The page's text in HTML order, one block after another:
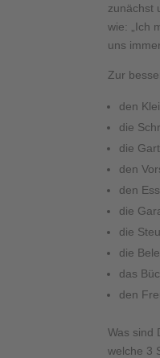
zunächst
wie: „Ich
uns
Zur
den
die
die
den
den
die
die
die
das
den
Was sind
welche 3